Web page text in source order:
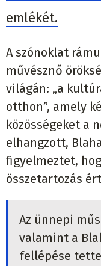
emlékét.
A szónoklat
művésznő
világán: „a
otthon”, amely
közösségeket a
elhangzott,
figyelmeztet,
összetartozás
Az ünnepi
valamint a
fellépése